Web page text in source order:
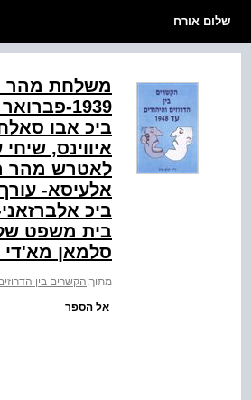
שלום אורח
משלחת מהר
ביכ אבו
איווינס,
לאטרש מהר
אלעיסא-
ביכ
בית משפט
סלמאן מא'די
מתוך:הקשרים בין
אל הספר